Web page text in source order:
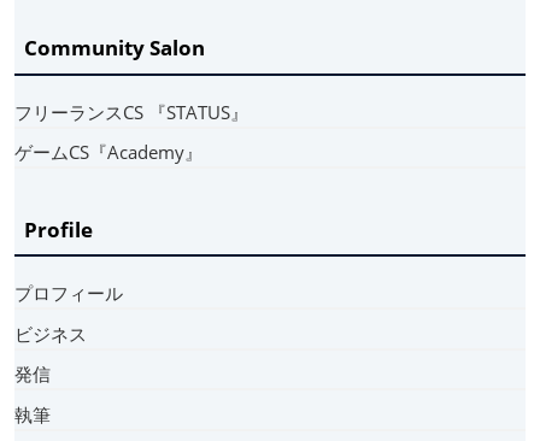
Community Salon
フリーランスCS 『STATUS』
ゲームCS『Academy』
Profile
プロフィール
ビジネス
発信
執筆